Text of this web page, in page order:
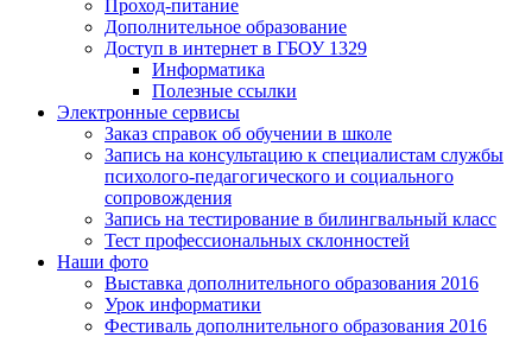
Проход-питание
Дополнительное образование
Доступ в интернет в ГБОУ 1329
Информатика
Полезные ссылки
Электронные сервисы
Заказ справок об обучении в школе
Запись на консультацию к специалистам службы
психолого-педагогического и социального
сопровождения
Запись на тестирование в билингвальный класс
Тест профессиональных склонностей
Наши фото
Выставка дополнительного образования 2016
Урок информатики
Фестиваль дополнительного образования 2016